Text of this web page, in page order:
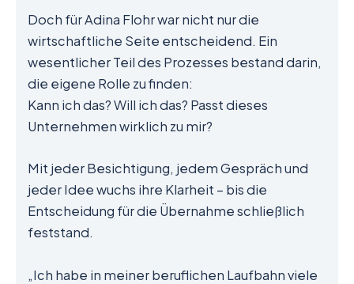
Doch für Adina Flohr war nicht nur die
wirtschaftliche Seite entscheidend. Ein
wesentlicher Teil des Prozesses bestand darin,
die eigene Rolle zu finden:
Kann ich das? Will ich das? Passt dieses
Unternehmen wirklich zu mir?
Mit jeder Besichtigung, jedem Gespräch und
jeder Idee wuchs ihre Klarheit – bis die
Entscheidung für die Übernahme schließlich
feststand.
„Ich habe in meiner beruflichen Laufbahn viele